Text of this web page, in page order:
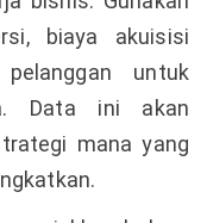
biaya akuisisi
untuk
Data ini akan
mana yang